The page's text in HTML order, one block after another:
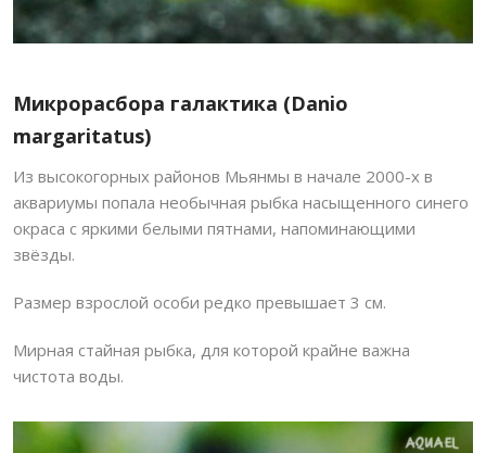
Микрорасбора галактика (Danio
margaritatus)
Из высокогорных районов Мьянмы в начале 2000-х в
аквариумы попала необычная рыбка насыщенного синего
окраса с яркими белыми пятнами, напоминающими
звёзды.
Размер взрослой особи редко превышает 3 см.
Мирная стайная рыбка, для которой крайне важна
чистота воды.